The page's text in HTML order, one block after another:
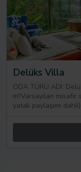
Delüks Villa
ODA TÜRÜ ADI:
m²Varsayılan misafir
yatak paylaşımı